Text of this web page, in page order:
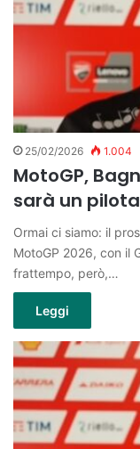
25/02/2026 1.004
MotoGP,
sarà un
Ormai ci siamo: il
MotoGP 2026, con il
frattempo, però,…
Leggi